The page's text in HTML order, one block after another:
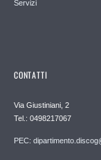
Servizi
CONTATTI
Via Giustiniani, 2
Tel.: 0498217067
PEC: